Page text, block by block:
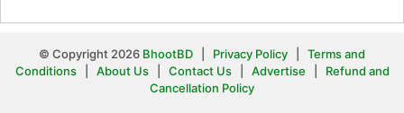
© Copyright 2026 BhootBD Privacy Policy
Terms and
Conditions
About Us| Contact Us| Advertise
Refund and
Cancellation Policy